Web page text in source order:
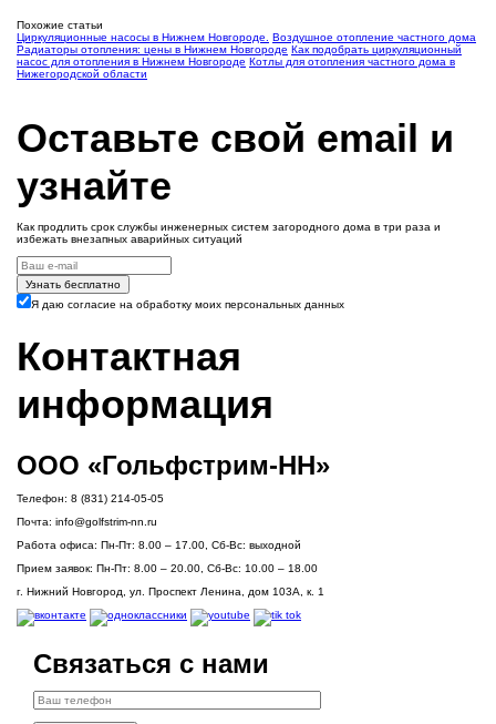
Похожие статьи
Циркуляционные насосы в Нижнем Новгороде.
Воздушное отопление частного дома
Радиаторы отопления: цены в Нижнем Новгороде Как подобрать циркуляционный
насос для отопления в Нижнем Новгороде Котлы для отопления частного дома в
Нижегородской области
Оставьте свой email и
узнайте
Как продлить срок службы инженерных систем загородного дома в три раза и
избежать внезапных аварийных ситуаций
Узнать бесплатно
Я даю согласие на обработку моих персональных данных
Контактная
информация
ООО «Гольфстрим-НН»
Телефон: 8 (831) 214-05-05
Почта: info@golfstrim-nn.ru
Работа офиса: Пн-Пт: 8.00 – 17.00, Сб-Вс: выходной
Прием заявок: Пн-Пт: 8.00 – 20.00, Сб-Вс: 10.00 – 18.00
г. Нижний Новгород, ул. Проспект Ленина, дом 103А, к. 1
Связаться с нами